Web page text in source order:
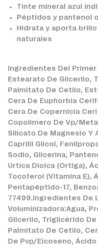
Tinte mineral azul
Péptidos y pantenol
Hidrata y aporta
naturales
Ingredientes Del
Estearato De Glicerilo,
Palmitato De Cetilo,
Cera De Euphorbia
Cera De Copernicia
Copolímero De Vp/
Silicato De Magnesio Y
Caprilil Glicol,
Sodio, Glicerina,
Urtica Dioica (Ortiga),
Tocoferol (Vitamina E),
Pentapéptido-17,
77499.Ingredientes De
Voluminizadora:Agua,
Glicerilo, Triglicérido
Palmitato De Cetilo,
De Pvp/Eicoseno,